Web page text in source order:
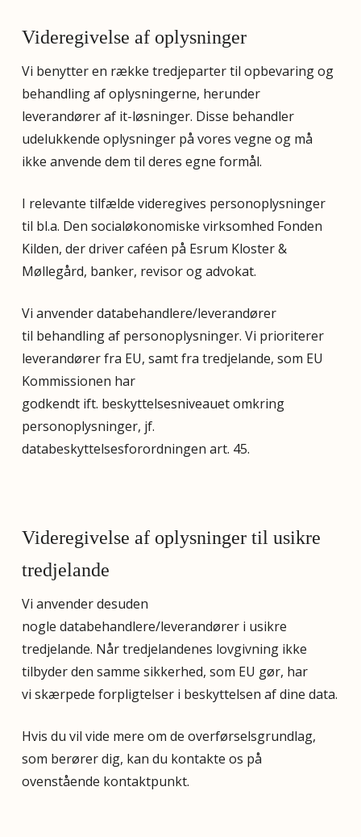
Videregivelse af oplysninger
Vi benytter en række tredjeparter til opbevaring og
behandling af oplysningerne, herunder
leverandører af it-løsninger. Disse behandler
udelukkende oplysninger på vores vegne og må
ikke anvende dem til deres egne formål.
I relevante tilfælde videregives personoplysninger
til bl.a. Den socialøkonomiske virksomhed Fonden
Kilden, der driver caféen på Esrum Kloster &
Møllegård, banker, revisor og advokat.
Vi anvender databehandlere/leverandører
til behandling af personoplysninger. Vi prioriterer
leverandører fra EU, samt fra tredjelande, som EU
Kommissionen har
godkendt ift. beskyttelsesniveauet omkring
personoplysninger, jf.
databeskyttelsesforordningen art. 45.
Videregivelse af oplysninger til usikre
tredjelande
Vi anvender desuden
nogle databehandlere/leverandører i usikre
tredjelande. Når tredjelandenes lovgivning ikke
tilbyder den samme sikkerhed, som EU gør, har
vi skærpede forpligtelser i beskyttelsen af dine data.
Hvis du vil vide mere om de overførselsgrundlag,
som berører dig, kan du kontakte os på
ovenstående kontaktpunkt.